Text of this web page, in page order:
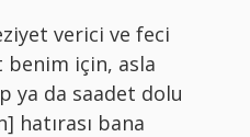
verici ve feci
için, asla
ya da saadet dolu
hatırası bana